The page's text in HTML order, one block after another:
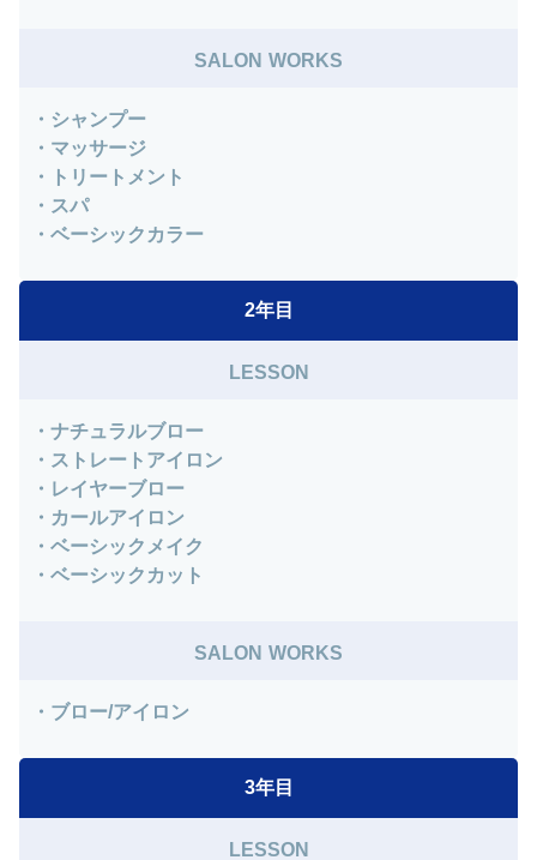
SALON WORKS
・シャンプー
・マッサージ
・トリートメント
・スパ
・ベーシックカラー
2年目
LESSON
・ナチュラルブロー
・ストレートアイロン
・レイヤーブロー
・カールアイロン
・ベーシックメイク
・ベーシックカット
SALON WORKS
・ブロー/アイロン
3年目
LESSON